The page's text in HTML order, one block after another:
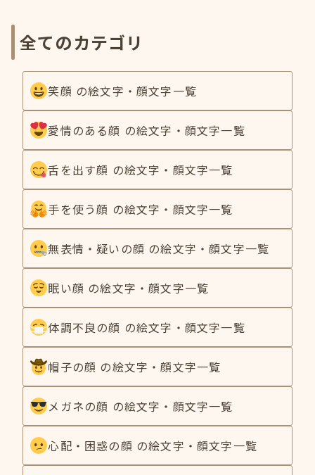
全てのカテゴリ
笑顔 の絵文字・顔文字一覧
愛情のある顔 の絵文字・顔文字一覧
舌を出す顔 の絵文字・顔文字一覧
手を使う顔 の絵文字・顔文字一覧
無表情・疑いの顔 の絵文字・顔文字一覧
眠い顔 の絵文字・顔文字一覧
体調不良の顔 の絵文字・顔文字一覧
帽子の顔 の絵文字・顔文字一覧
メガネの顔 の絵文字・顔文字一覧
心配・困惑の顔 の絵文字・顔文字一覧